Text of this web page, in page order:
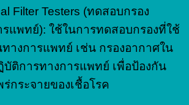
Filter Testers (ทดสอบกรอง
รแพทย์): ใช้ในการทดสอบกรองที่ใช้
ทางการแพทย์ เช่น กรองอากาศใน
บัติการทางการแพทย์ เพื่อป้องกัน
กระจายของเชื้อโรค